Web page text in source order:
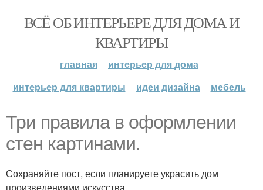
ВСЁ ОБ ИНТЕРЬЕРЕ ДЛЯ ДОМА И
КВАРТИРЫ
главная
интерьер для дома
интерьер для квартиры
идеи дизайна мебель
Три правила в оформлении
стен картинами.
Сохраняйте пост, если планируете украсить дом